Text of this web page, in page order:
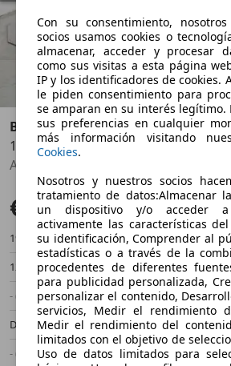
Anterior
BMW 116
120dA
€ 34.900 Precio justo
19.706 km
02/2025
120 kW (163 CV)
Ocasión
- (Propietarios)
Diésel
4,5 l/
- (g/km)
-/-
Con su consentimiento,
socios usamos cookies o
almacenar, acceder y procesar
como sus visitas a esta página
IP y los identificadores de cookies.
le piden consentimiento para
se amparan en su interés legítimo.
sus preferencias en cualquier
más información visitando
Cookies.
Nosotros y nuestros socios
tratamiento de datos:Almacenar
un dispositivo y/o acceder
activamente las características
su identificación, Comprender al
estadísticas o a través de la
procedentes de diferentes
para publicidad personalizada,
personalizar el contenido,
servicios, Medir el rendimiento
Medir el rendimiento del
limitados con el objetivo de
Uso de datos limitados para